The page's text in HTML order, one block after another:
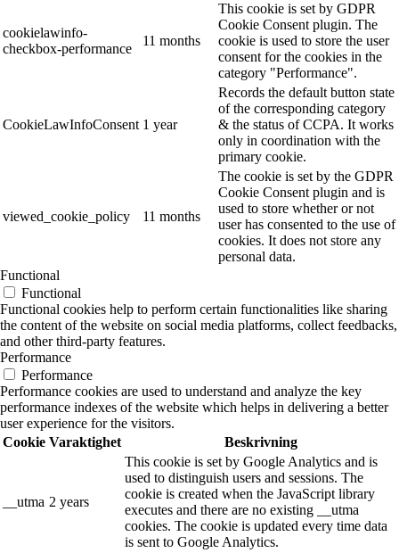
cookielawinfo-
checkbox-performance
11 months
This cookie is set by GDPR
Cookie Consent plugin. The
cookie is used to store the user
consent for the cookies in the
category "Performance".
CookieLawInfoConsent 1 year
Records the default button state
of the corresponding category
& the status of CCPA. It works
only in coordination with the
primary cookie.
viewed_cookie_policy 11 months
The cookie is set by the GDPR
Cookie Consent plugin and is
used to store whether or not
user has consented to the use of
cookies. It does not store any
personal data.
Functional
Functional
Functional cookies help to perform certain functionalities like sharing
the content of the website on social media platforms, collect feedbacks,
and other third-party features.
Performance
Performance
Performance cookies are used to understand and analyze the key
performance indexes of the website which helps in delivering a better
user experience for the visitors.
Cookie Varaktighet Beskrivning
__utma 2 years
This cookie is set by Google Analytics and is
used to distinguish users and sessions. The
cookie is created when the JavaScript library
executes and there are no existing __utma
cookies. The cookie is updated every time data
is sent to Google Analytics.